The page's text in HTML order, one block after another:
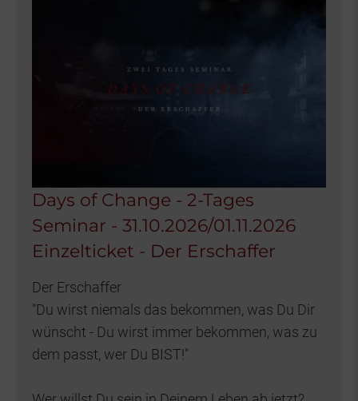
Days of Change - 2-Tages
Seminar - 31.10.2026/01.11.2026
Einzelticket - Der Erschaffer
Der Erschaffer
"Du wirst niemals das bekommen, was Du Dir
wünscht - Du wirst immer bekommen, was zu
dem passt, wer Du BIST!"